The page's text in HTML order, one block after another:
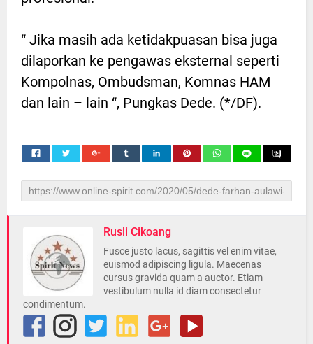
“ Jika masih ada ketidakpuasan bisa juga
dilaporkan ke pengawas eksternal seperti
Kompolnas, Ombudsman, Komnas HAM
dan lain – lain “, Pungkas Dede. (*/DF).
Rusli Cikoang
Fusce justo lacus, sagittis vel enim vitae,
euismod adipiscing ligula. Maecenas
cursus gravida quam a auctor. Etiam
vestibulum nulla id diam consectetur
condimentum.